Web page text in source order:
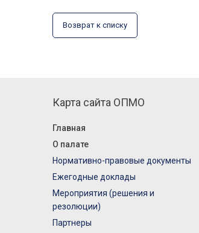
Возврат к списку
Карта сайта ОПМО
Главная
О палате
Нормативно-правовые документы
Ежегодные доклады
Мероприятия (решения и
резолюции)
Партнеры